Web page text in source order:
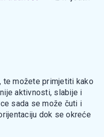
te možete primjetiti kako
aktivnosti, slabije i
sada se može čuti i
dok se okreće